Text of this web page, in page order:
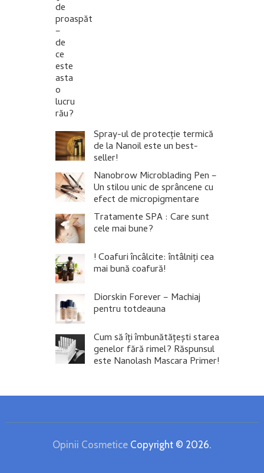
Spray-ul de protecție termică
de la Nanoil este un best-
seller!
Nanobrow Microblading Pen –
Un stilou unic de sprâncene cu
efect de micropigmentare
Tratamente SPA : Care sunt
cele mai bune?
! Coafuri încâlcite: întâlniți cea
mai bună coafură!
Diorskin Forever – Machiaj
pentru totdeauna
Cum să îți îmbunătățești starea
genelor fără rimel? Răspunsul
este Nanolash Mascara Primer!
Opinii Cosmetice Copyright © 2026.